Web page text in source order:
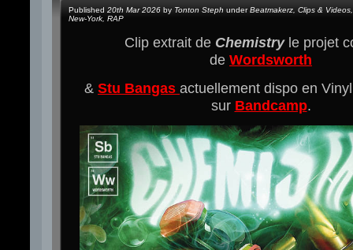
Published 20th Mar 2026 by Tonton Steph underBeatmakerz Clips & Videos
New-York RAP
Clip extrait de Chemistryle projet
de Wordsworth
& Stu Bangas actuellement dispo en
sur Bandcamp.